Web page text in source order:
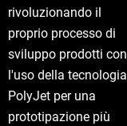
rivoluzionando il
proprio processo di
sviluppo prodotti con
l'uso della tecnologia
PolyJet per una
prototipazione più